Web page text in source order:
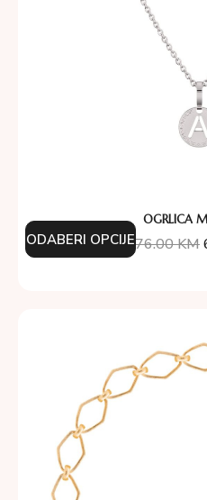
OGRLICA
76.00KM
ODABERI OPCIJE